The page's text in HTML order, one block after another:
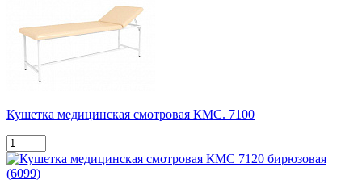
Кушетка медицинская смотровая КМС. 7100